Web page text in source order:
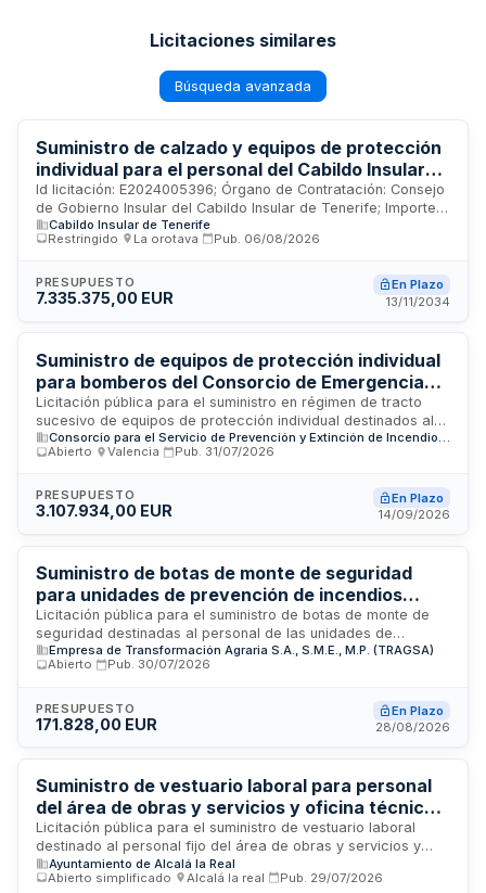
Licitaciones similares
Búsqueda avanzada
Suministro de calzado y equipos de protección
individual para el personal del Cabildo Insular
de Tenerife.
Id licitación: E2024005396; Órgano de Contratación: Consejo
de Gobierno Insular del Cabildo Insular de Tenerife; Importe:
7335375 EUR; Estado: PUB
Cabildo Insular de Tenerife
Restringido
La orotava Pub. 06/08/2026
PRESUPUESTO
7.335.375,00 EUR
En Plazo
13/11/2034
Suministro de equipos de protección individual
para bomberos del Consorcio de Emergencias
de Valencia
Licitación pública para el suministro en régimen de tracto
sucesivo de equipos de protección individual destinados al
personal de bomberos del Consorcio para el Servicio de
Prevención y Extinción de Incendios y de Salvamento de la
presupuesto de 1.641.488 euros, incluye la adquisición de
diversos elementos de protección personal conforme a las
precios unitarios establecidos según demanda. Los
suministros se realizarán de forma sucesiva durante el
período de vigencia del contrato para garantizar la dotación
continua del material de seguridad requerido por los
profesionales del cuerpo de bomberos.
Consorcio para el Servicio de Prevención y Extinción de Incendios y de Salvamento de la Provincia de Valencia
Abierto
Valencia Pub. 31/07/2026
PRESUPUESTO
3.107.934,00 EUR
En Plazo
14/09/2026
Suministro de botas de monte de seguridad
para unidades de prevención de incendios
forestales de la Comunidad Valenciana
Licitación pública para el suministro de botas de monte de
seguridad destinadas al personal de las unidades de
prevención de incendios forestales de la Comunidad
Valenciana durante 2026 y 2027. El contrato es gestionado
comprende la adquisición de calzado especializado de
categoría S3 con características específicas de seguridad,
provincias de Valencia, Castellón y Alicante.
Empresa de Transformación Agraria S.A., S.M.E., M.P. (TRAGSA)
Abierto
Pub. 30/07/2026
PRESUPUESTO
171.828,00 EUR
En Plazo
28/08/2026
Suministro de vestuario laboral para personal
del área de obras y servicios y oficina técnica
del Ayuntamiento de Alcalá la Real
Licitación pública para el suministro de vestuario laboral
destinado al personal fijo del área de obras y servicios y
oficina técnica del Ayuntamiento de Alcalá la Real. El
contrato incluye ropa de trabajo especializada con
Ayuntamiento de Alcalá la Real
Abierto simplificado
Alcalá la real Pub. 29/07/2026